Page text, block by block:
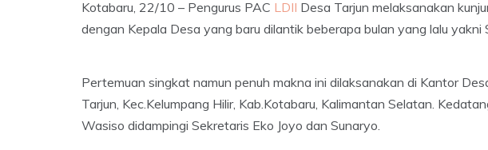
Kotabaru, 22/10 – Pengurus PAC LDII Desa Tarjun melaksanakan
dengan Kepala Desa yang baru dilantik beberapa bulan yang lalu yakni
Pertemuan singkat namun penuh makna ini dilaksanakan di Kantor
Tarjun, Kec.Kelumpang Hilir, Kab.Kotabaru, Kalimantan Selatan.
Wasiso didampingi Sekretaris Eko Joyo dan Sunaryo.